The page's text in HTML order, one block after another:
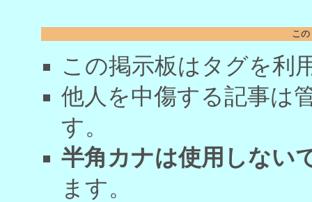
こ
この掲示板はタグを利
他人を中傷する記事は
す。
半角カナは使用しない
ます。